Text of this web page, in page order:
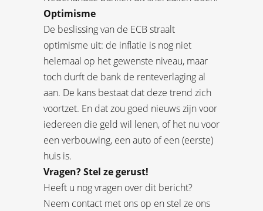
Optimisme
De beslissing van de ECB straalt
optimisme uit: de inflatie is nog niet
helemaal op het gewenste niveau, maar
toch durft de bank de renteverlaging al
aan. De kans bestaat dat deze trend zich
voortzet. En dat zou goed nieuws zijn voor
iedereen die geld wil lenen, of het nu voor
een verbouwing, een auto of een (eerste)
huis is.
Vragen? Stel ze gerust!
Heeft u nog vragen over dit bericht?
Neem contact met ons op en stel ze ons